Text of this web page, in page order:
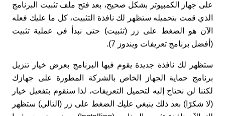
على جهاز الكمبيوتر بشكل صحيح، بعد فتح ملف تثبيت البرنامج
الذي قمت بتحميله ستظهر لك نافذة التثبيت، كل ما عليك فعله
الآن هو الضغط على زر (تثبيت) حتى نبدأ في عملية تثبيت
(أفضل برنامج تعريفات ويندوز 7).
ستظهر لك نافذة جديدة يقوم فيها البرنامج بعرض خيار تنزيل
برنامج حماية الجهاز الخاص بالشركة المطورة على جهازك
لكننا لن نحتاج إليه لتحميل التعريفات، لذا سنقوم بتفعيل خيار
(لا شكرًا) بعد ذلك ينبغي عليك الضغط على زر (التالي) ستظهر